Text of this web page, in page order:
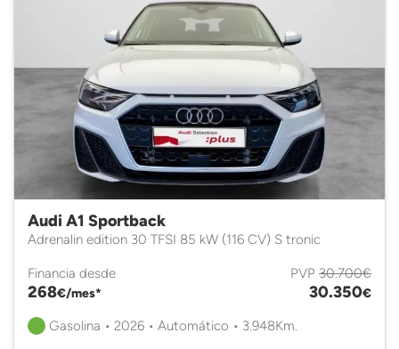
Audi A1 Sportback
Adrenalin edition 30 TFSI 85 kW (116 CV) S tronic
Financia desde
268€/mes*
PVP 30.700€
30.350€
Gasolina • 2026 • Automático • 3.948Km.